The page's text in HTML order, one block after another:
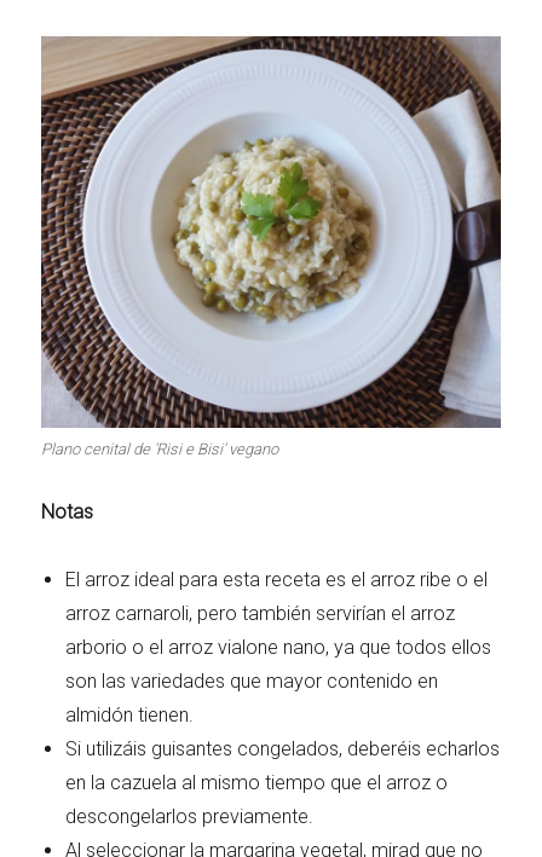
Plano cenital de 'Risi e Bisi' vegano
Notas
El arroz ideal para esta receta es el arroz ribe o el
arroz carnaroli, pero también servirían el arroz
arborio o el arroz vialone nano, ya que todos ellos
son las variedades que mayor contenido en
almidón tienen.
Si utilizáis guisantes congelados, deberéis echarlos
en la cazuela al mismo tiempo que el arroz o
descongelarlos previamente.
Al seleccionar la margarina vegetal, mirad que no